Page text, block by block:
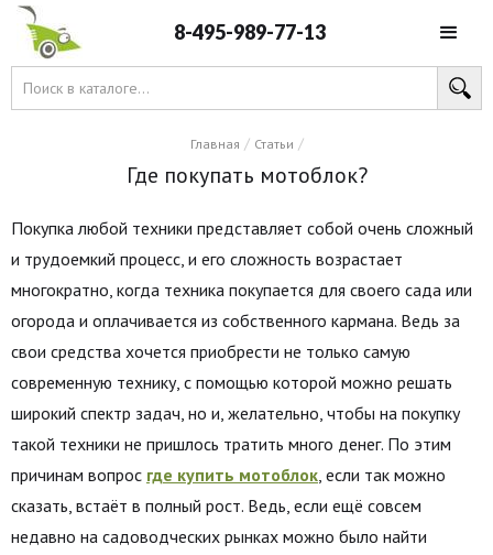
8-495-989-77-13
Главная / Статьи /
Где покупать мотоблок?
Покупка любой техники представляет собой очень сложный
и трудоемкий процесс, и его сложность возрастает
многократно, когда техника покупается для своего сада или
огорода и оплачивается из собственного кармана. Ведь за
свои средства хочется приобрести не только самую
современную технику, с помощью которой можно решать
широкий спектр задач, но и, желательно, чтобы на покупку
такой техники не пришлось тратить много денег. По этим
причинам вопрос где купить мотоблок, если так можно
сказать, встаёт в полный рост. Ведь, если ещё совсем
недавно на садоводческих рынках можно было найти